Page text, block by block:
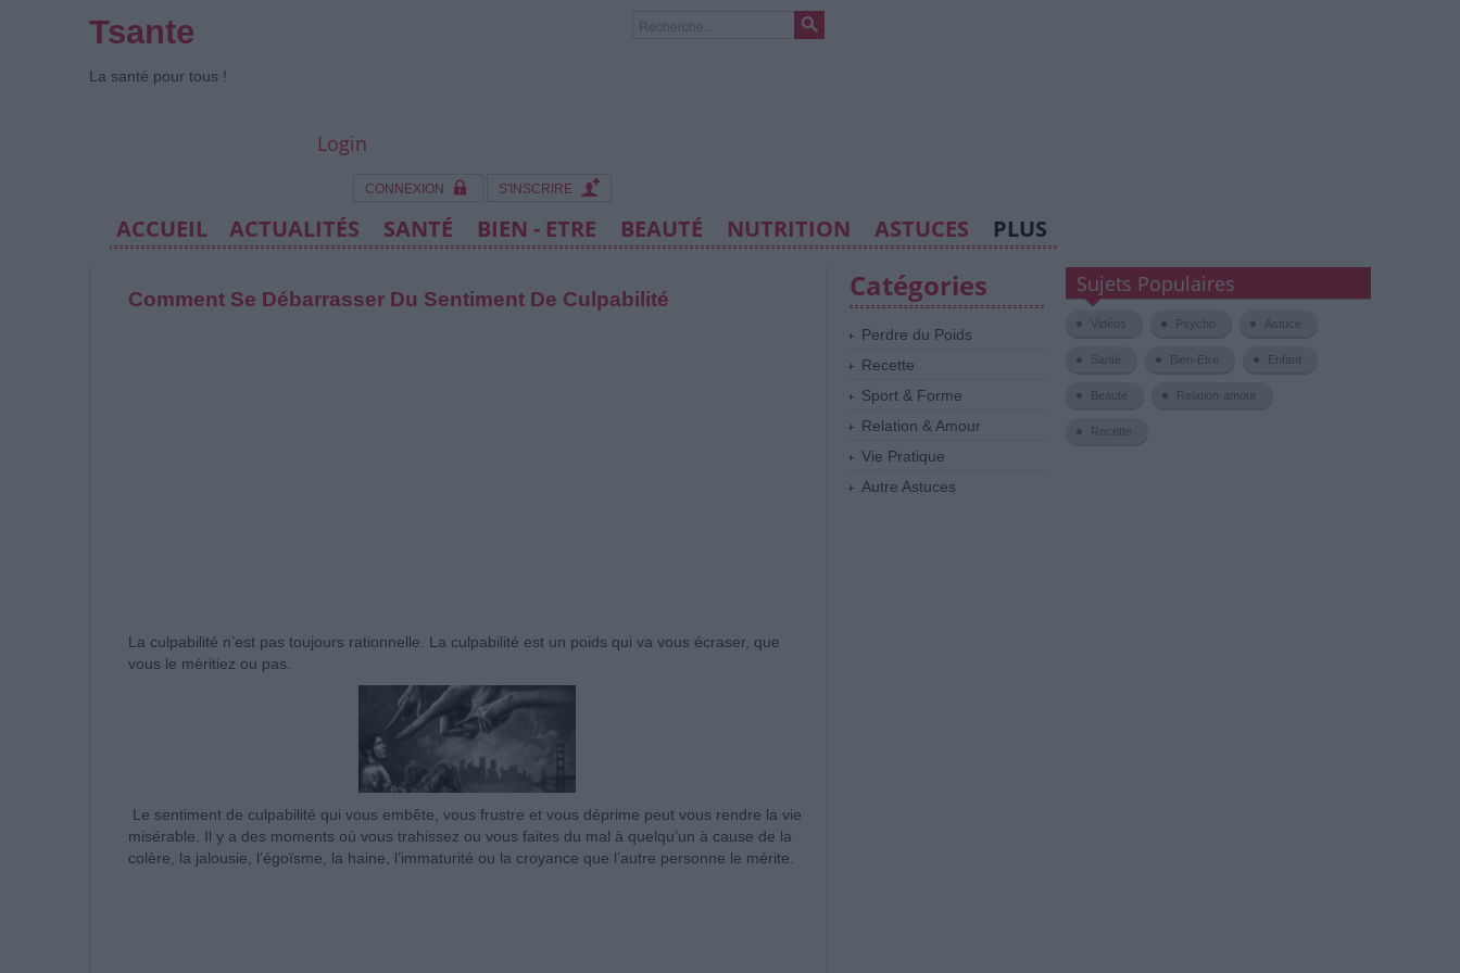
Tsante
La santé pour tous !
Login
CONNEXION S'INSCRIRE
ACCUEIL ACTUALITÉS SANTÉ BIEN - ETRE BEAUTÉ NUTRITION ASTUCES PLUS
Comment Se Débarrasser Du Sentiment De Culpabilité
La culpabilité n’est pas toujours rationnelle. La culpabilité est un poids qui va vous écraser, que
vous le méritiez ou pas.
Le sentiment de culpabilité qui vous embête, vous frustre et vous déprime peut vous rendre la vie
misérable. Il y a des moments où vous trahissez ou vous faites du mal à quelqu’un à cause de la
colère, la jalousie, l’égoïsme, la haine, l’immaturité ou la croyance que l’autre personne le mérite.
Catégories
Perdre du Poids
Recette
Sport & Forme
Relation & Amour
Vie Pratique
Autre Astuces
Sujets Populaires
Vidéos Psycho Astuce
Santé Bien-Etre Enfant
Beauté Relation-amour
Recette